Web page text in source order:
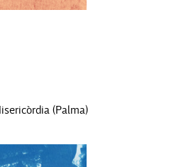
(Palma)